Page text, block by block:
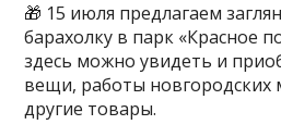
🎁 15 июля предлагаем
барахолку в парк «Красное
здесь можно увидеть и
вещи, работы новгородских
другие товары.